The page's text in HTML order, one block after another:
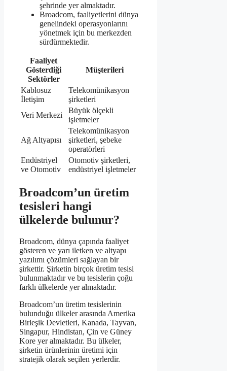
şehrinde yer almaktadır.
Broadcom, faaliyetlerini dünya
genelindeki operasyonlarını
yönetmek için bu merkezden
sürdürmektedir.
Faaliyet
Gösterdiği
Sektörler
Müşterileri
Kablosuz
İletişim
Telekomünikasyon
şirketleri
Veri Merkezi
Büyük ölçekli
işletmeler
Ağ Altyapısı
Telekomünikasyon
şirketleri, şebeke
operatörleri
Endüstriyel
ve Otomotiv
Otomotiv şirketleri,
endüstriyel işletmeler
Broadcom’un üretim
tesisleri hangi
ülkelerde bulunur?
Broadcom, dünya çapında faaliyet
gösteren ve yarı iletken ve altyapı
yazılımı çözümleri sağlayan bir
şirkettir. Şirketin birçok üretim tesisi
bulunmaktadır ve bu tesislerin çoğu
farklı ülkelerde yer almaktadır.
Broadcom’un üretim tesislerinin
bulunduğu ülkeler arasında Amerika
Birleşik Devletleri, Kanada, Tayvan,
Singapur, Hindistan, Çin ve Güney
Kore yer almaktadır. Bu ülkeler,
şirketin ürünlerinin üretimi için
stratejik olarak seçilen yerlerdir.